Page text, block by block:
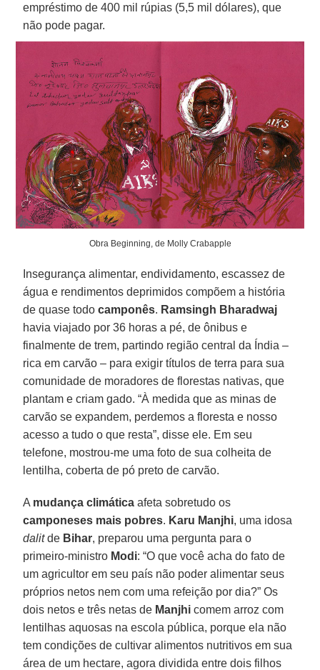
empréstimo de 400 mil rúpias (5,5 mil dólares), que
não pode pagar.
Obra Beginning, de Molly Crabapple
Insegurança alimentar, endividamento, escassez de
água e rendimentos deprimidos compõem a história
de quase todocamponês. Ramsingh Bharadwaj
havia viajado por 36 horas a pé, de ônibus e
finalmente de trem, partindo região central da Índia –
rica em carvão – para exigir títulos de terra para sua
comunidade de moradores de florestas nativas, que
plantam e criam gado. “À medida que as minas de
carvão se expandem, perdemos a floresta e nosso
acesso a tudo o que resta”, disse ele. Em seu
telefone, mostrou-me uma foto de sua colheita de
lentilha, coberta de pó preto de carvão.
A mudança climática afeta sobretudo os
camponeses mais pobres. Karu Manjhi, uma idosa
dalitde Bihar, preparou uma pergunta para o
primeiro-ministro Modi: “O que você acha do fato de
um agricultor em seu país não poder alimentar seus
próprios netos nem com uma refeição por dia?” Os
dois netos e três netas de Manjhi comem arroz com
lentilhas aquosas na escola pública, porque ela não
tem condições de cultivar alimentos nutritivos em sua
área de um hectare, agora dividida entre dois filhos